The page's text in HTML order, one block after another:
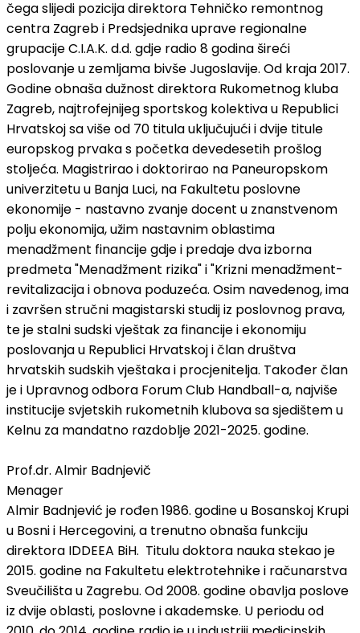
čega slijedi pozicija direktora Tehničko remontnog
centra Zagreb i Predsjednika uprave regionalne
grupacije C.I.A.K. d.d. gdje radio 8 godina šireći
poslovanje u zemljama bivše Jugoslavije. Od kraja 2017.
Godine obnaša dužnost direktora Rukometnog kluba
Zagreb, najtrofejnijeg sportskog kolektiva u Republici
Hrvatskoj sa više od 70 titula uključujući i dvije titule
europskog prvaka s početka devedesetih prošlog
stoljeća. Magistrirao i doktorirao na Paneuropskom
univerzitetu u Banja Luci, na Fakultetu poslovne
ekonomije - nastavno zvanje docent u znanstvenom
polju ekonomija, užim nastavnim oblastima
menadžment financije gdje i predaje dva izborna
predmeta "Menadžment rizika" i "Krizni menadžment-
revitalizacija i obnova poduzeća. Osim navedenog, ima
i završen stručni magistarski studij iz poslovnog prava,
te je stalni sudski vještak za financije i ekonomiju
poslovanja u Republici Hrvatskoj i član društva
hrvatskih sudskih vještaka i procjenitelja. Također član
je i Upravnog odbora Forum Club Handball-a, najviše
institucije svjetskih rukometnih klubova sa sjedištem u
Kelnu za mandatno razdoblje 2021-2025. godine.
Prof.dr. Almir Badnjevič
Menager
Almir Badnjević je rođen 1986. godine u Bosanskoj Krupi
u Bosni i Hercegovini, a trenutno obnaša funkciju
direktora IDDEEA BiH. Titulu doktora nauka stekao je
2015. godine na Fakultetu elektrotehnike i računarstva
Sveučilišta u Zagrebu. Od 2008. godine obavlјa poslove
iz dvije oblasti, poslovne i akademske. U periodu od